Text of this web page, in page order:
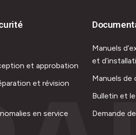
et approbation
et révision
en service
Manuels
et
Manuels
Bulletin et
Demande